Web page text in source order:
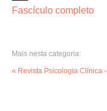
Fascículo completo
Mais nesta categoria:
« Revista Psicologia Clínica